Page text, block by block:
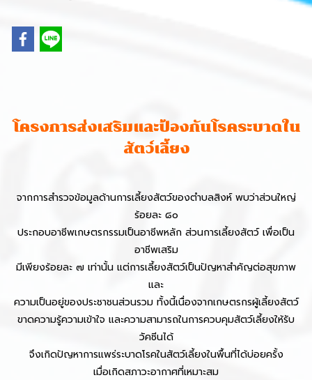
โครงการส่งเสริมและป้องกันโรคระบาดใน
สัตว์เลี้ยง
จากการสำรวจข้อมูลด้านการเลี้ยงสัตว์ของตำบลสิงห์ พบว่าส่วนใหญ่
ร้อยละ ๘๐
ประกอบอาชีพเกษตรกรรมเป็นอาชีพหลัก ส่วนการเลี้ยงสัตว์ เพื่อเป็น
อาชีพเสริม
มีเพียงร้อยละ ๗ เท่านั้น แต่การเลี้ยงสัตว์เป็นปัญหาสำคัญต่อสุขภาพ
และ
ความเป็นอยู่ของประชาชนส่วนรวม ทั้งนี้เนื่องจากเกษตรกรผู้เลี้ยงสัตว์
ขาดความรู้ความเข้าใจ และความสามารถในการควบคุมสัตว์เลี้ยงให้รับ
วัคซีนได้
จึงเกิดปัญหาการแพร่ระบาดโรคในสัตว์เลี้ยงในพื้นที่ได้บ่อยครั้ง
เมื่อเกิดสภาวะอากาศที่เหมาะสม